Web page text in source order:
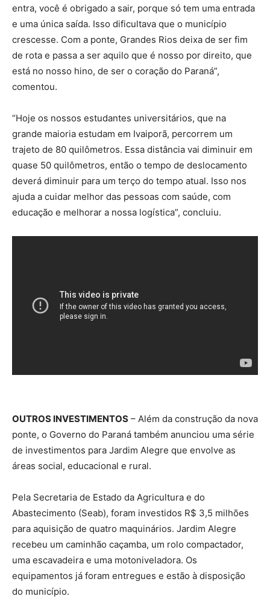
entra, você é obrigado a sair, porque só tem uma entrada
e uma única saída. Isso dificultava que o município
crescesse. Com a ponte, Grandes Rios deixa de ser fim
de rota e passa a ser aquilo que é nosso por direito, que
está no nosso hino, de ser o coração do Paraná”,
comentou.
“Hoje os nossos estudantes universitários, que na
grande maioria estudam em Ivaiporã, percorrem um
trajeto de 80 quilômetros. Essa distância vai diminuir em
quase 50 quilômetros, então o tempo de deslocamento
deverá diminuir para um terço do tempo atual. Isso nos
ajuda a cuidar melhor das pessoas com saúde, com
educação e melhorar a nossa logística”, concluiu.
OUTROS INVESTIMENTOS – Além da construção da nova
ponte, o Governo do Paraná também anunciou uma série
de investimentos para Jardim Alegre que envolve as
áreas social, educacional e rural.
Pela Secretaria de Estado da Agricultura e do
Abastecimento (Seab), foram investidos R$ 3,5 milhões
para aquisição de quatro maquinários. Jardim Alegre
recebeu um caminhão caçamba, um rolo compactador,
uma escavadeira e uma motoniveladora. Os
equipamentos já foram entregues e estão à disposição
do município.